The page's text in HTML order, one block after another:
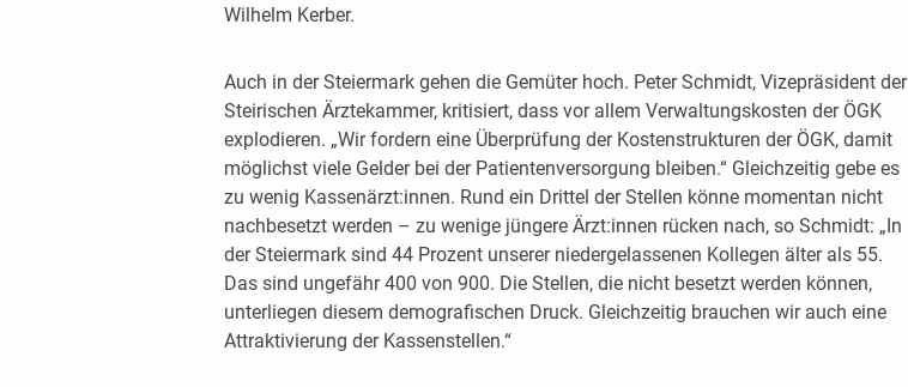
Wilhelm Kerber.
Auch in der Steiermark gehen die Gemüter hoch. Peter Schmidt, Vizepräsident der
Steirischen Ärztekammer, kritisiert, dass vor allem Verwaltungskosten der ÖGK
explodieren. „Wir fordern eine Überprüfung der Kostenstrukturen der ÖGK, damit
möglichst viele Gelder bei der Patientenversorgung bleiben.“ Gleichzeitig gebe es
zu wenig Kassenärzt:innen. Rund ein Drittel der Stellen könne momentan nicht
nachbesetzt werden – zu wenige jüngere Ärzt:innen rücken nach, so Schmidt: „In
der Steiermark sind 44 Prozent unserer niedergelassenen Kollegen älter als 55.
Das sind ungefähr 400 von 900. Die Stellen, die nicht besetzt werden können,
unterliegen diesem demografischen Druck. Gleichzeitig brauchen wir auch eine
Attraktivierung der Kassenstellen.“